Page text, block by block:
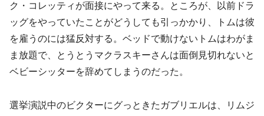
ク・コレッティが面接にやって来る。ところが、以前ドラ
ッグをやっていたことがどうしても引っかかり、トムは彼
を雇うのには猛反対する。ベッドで動けないトムはわがま
ま放題で、とうとうマクラスキーさんは面倒見切れないと
ベビーシッターを辞めてしまうのだった。
選挙演説中のビクターにグっときたガブリエルは、リムジ